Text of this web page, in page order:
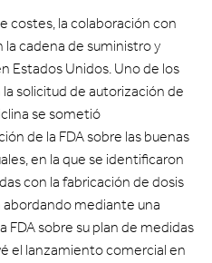
costes, la colaboración con
cadena de suministro y
Estados Unidos. Uno de los
solicitud de autorización de
se sometió
de la FDA sobre las buenas
en la que se identificaron
con la fabricación de dosis
abordando mediante una
sobre su plan de medidas
el lanzamiento comercial en